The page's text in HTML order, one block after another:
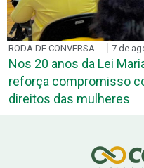
RODA DE CONVERSA 7 de
Nos 20 anos da Lei
reforça compromisso
direitos das mulheres